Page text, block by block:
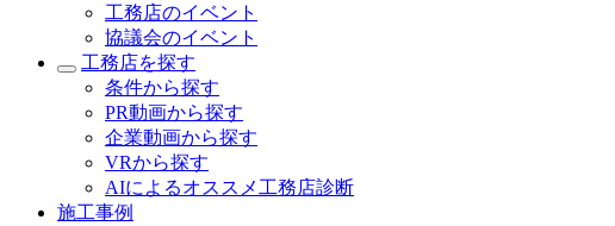
工務店のイベント
協議会のイベント
工務店を探す
条件から探す
PR動画から探す
企業動画から探す
VRから探す
AIによるオススメ工務店診断
施工事例